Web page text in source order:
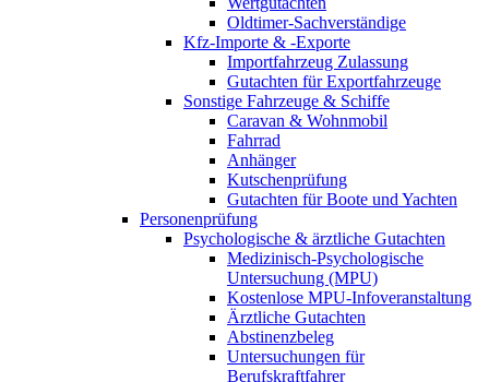
Oldtimer-Sachverständige
Kfz-Importe & -Exporte
Importfahrzeug Zulassung
Gutachten für Exportfahrzeuge
Sonstige Fahrzeuge & Schiffe
Caravan & Wohnmobil
Fahrrad
Anhänger
Kutschenprüfung
Gutachten für Boote und Yachten
Personenprüfung
Psychologische & ärztliche Gutachten
Medizinisch-Psychologische
Untersuchung (MPU)
Kostenlose MPU-Infoveranstaltung
Ärztliche Gutachten
Abstinenzbeleg
Untersuchungen für
Berufskraftfahrer